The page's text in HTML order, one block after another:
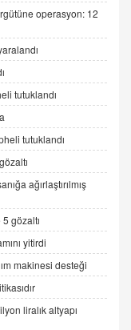
Alınmalı?
Etse...
Vurulan Şamar:
Yürüyoruz"
operasyon: 12
tutuklandı
tutuklandı
ağırlaştırılmış
gözaltı
yitirdi
makinesi desteği
liralık altyapı